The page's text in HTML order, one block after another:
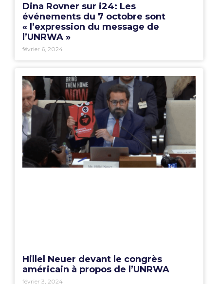
Dina Rovner sur i24: Les
événements du 7 octobre sont
« l’expression du message de
l’UNRWA »
février 6, 2024
Hillel Neuer devant le congrès
américain à propos de l’UNRWA
février 3, 2024